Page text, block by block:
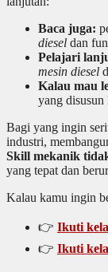
Baca juga:
diesel dan
Pelajari
mesin diesel
Kalau mau
yang disusun
Bagi yang ingin
industri,
Skill mekanik
yang tepat dan
Kalau kamu ingin
👉 Ikuti
👉 Ikuti